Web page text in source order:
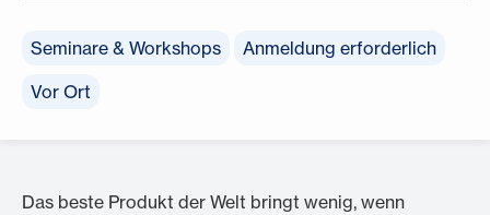
Seminare & Workshops
Anmeldung erforderlich
Vor Ort
Das beste Produkt der Welt bringt wenig, wenn